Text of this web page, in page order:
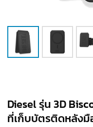
Diesel รุ่น 3D
ที่เก็บบัตรติดหลัง